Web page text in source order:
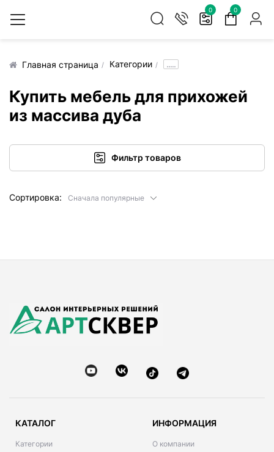
0 0
Главная страница Категории .....
Купить мебель для прихожей
из массива дуба
Фильтр товаров
Сортировка: Сначала популярные
КАТАЛОГ
Категории
ИНФОРМАЦИЯ
О компании